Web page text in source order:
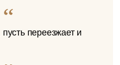
переезжает и